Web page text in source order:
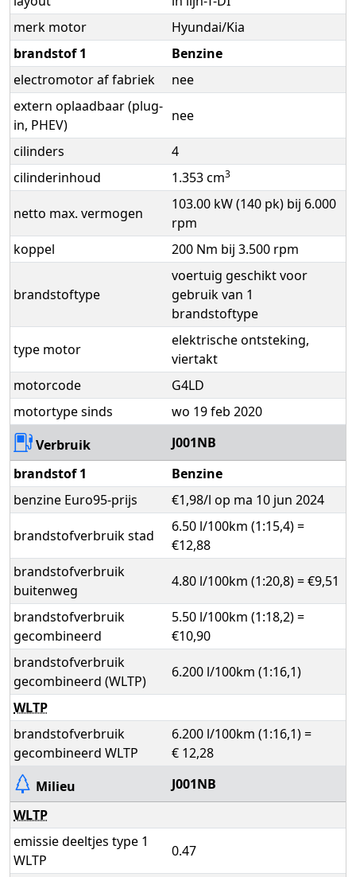
merk motor
Hyundai/Kia
brandstof 1
Benzine
electromotor af fabriek
nee
extern oplaadbaar (plug-
in, PHEV)
nee
cilinders
4
cilinderinhoud
1.353 cm3
netto max. vermogen
103.00 kW (140 pk) bij 6.000
rpm
koppel
200 Nm bij 3.500 rpm
brandstoftype
voertuig geschikt voor
gebruik van 1
brandstoftype
type motor
elektrische ontsteking,
viertakt
motorcode
G4LD
motortype sinds
wo 19 feb 2020
Verbruik
J001NB
brandstof 1
Benzine
benzine Euro95-prijs
€1,98/l op ma 10 jun 2024
brandstofverbruik stad
6.50 l/100km (1:15,4) =
€12,88
brandstofverbruik
buitenweg
4.80 l/100km (1:20,8) = €9,51
brandstofverbruik
gecombineerd
5.50 l/100km (1:18,2) =
€10,90
brandstofverbruik
gecombineerd (WLTP)
6.200 l/100km (1:16,1)
WLTP
brandstofverbruik
gecombineerd WLTP
6.200 l/100km (1:16,1) =
€ 12,28
Milieu
J001NB
WLTP
emissie deeltjes type 1
WLTP
0.47